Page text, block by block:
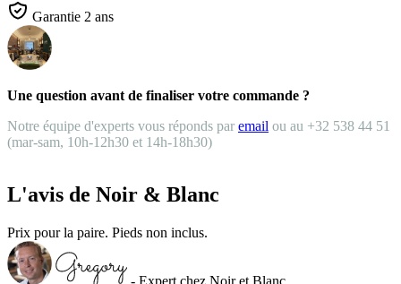
Garantie 2 ans
Une question avant de finaliser votre commande ?
Notre équipe d'experts vous réponds par email ou au +32 538 44 51
(mar-sam, 10h-12h30 et 14h-18h30)
L'avis de Noir & Blanc
Prix pour la paire. Pieds non inclus.
- Expert chez Noir et Blanc